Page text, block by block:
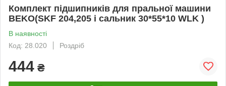
Комплект підшипників для пральної машини
BEKO(SKF 204,205 і сальник 30*55*10 WLK )
В наявності
Код: 28.020
Роздріб
444 ₴